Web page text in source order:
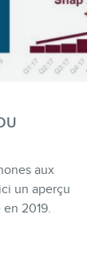
aux
un aperçu
2019.